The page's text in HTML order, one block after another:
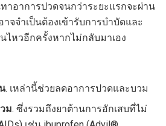
าอาการปวดจนกว่าระยะแรกจะผ่าน
จจำเป็นต้องเข้ารับการบำบัดและ
ไหวอีกครั้งหากไม่กลับมาเอง
. เหล่านี้ช่วยลดอาการปวดและบวม
ม. ซึ่งรวมถึงยาต้านการอักเสบที่ไม่